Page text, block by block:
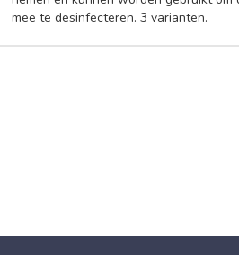
mee te desinfecteren. 3 varianten.